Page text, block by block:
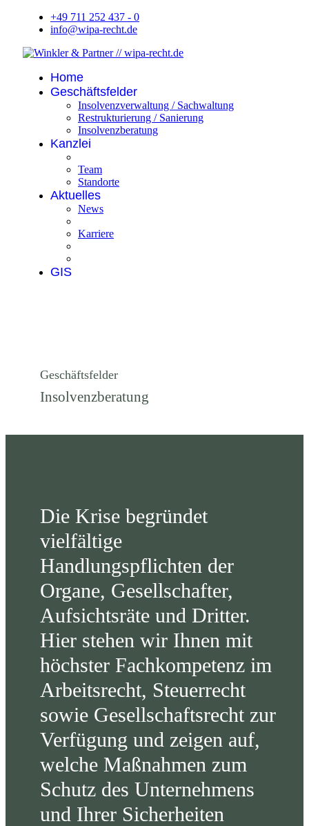
+49 711 252 437 - 0
info@wipa-recht.de
Home
Geschäftsfelder
Insolvenzverwaltung / Sachwaltung
Restrukturierung / Sanierung
Insolvenzberatung
Kanzlei
Team
Standorte
Aktuelles
News
Karriere
GIS
Geschäftsfelder
Insolvenzberatung
Die Krise begründet
vielfältige
Handlungspflichten der
Organe, Gesellschafter,
Aufsichtsräte und Dritter.
Hier stehen wir Ihnen mit
höchster Fachkompetenz im
Arbeitsrecht, Steuerrecht
sowie Gesellschaftsrecht zur
Verfügung und zeigen auf,
welche Maßnahmen zum
Schutz des Unternehmens
und Ihrer Sicherheiten